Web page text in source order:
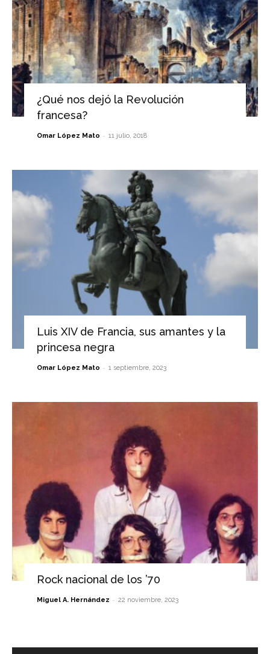
¿Qué nos dejó la Revolución
francesa?
Omar López Mato - 11 julio, 2018
Luis XIV de Francia, sus amantes y la
princesa negra
Omar López Mato - 1 septiembre, 2023
Rock nacional de los ’70
Miguel A. Hernández - 22 noviembre, 2023